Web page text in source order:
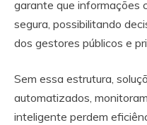
garante que informações
segura, possibilitando
dos gestores públicos e
Sem essa estrutura,
automatizados,
inteligente perdem